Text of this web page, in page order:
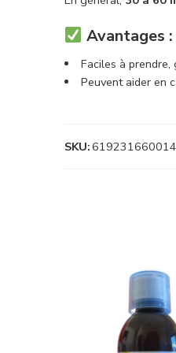
Avantages :
Faciles à
Peuvent aider en
SKU: